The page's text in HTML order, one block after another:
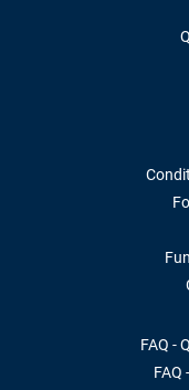
FAQ -
FAQ